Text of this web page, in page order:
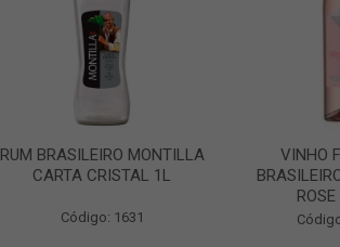
RUM BRASILEIRO MONTILLA
CARTA CRISTAL 1L
Código: 1631
VINHO